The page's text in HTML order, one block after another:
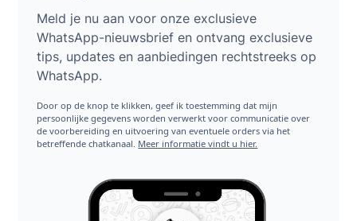
Meld je nu aan voor onze exclusieve
WhatsApp-nieuwsbrief en ontvang exclusieve
tips, updates en aanbiedingen rechtstreeks op
WhatsApp.
Door op de knop te klikken, geef ik toestemming dat mijn
persoonlijke gegevens worden verwerkt voor communicatie over
de voorbereiding en uitvoering van eventuele orders via het
betreffende chatkanaal. Meer informatie vindt u hier.